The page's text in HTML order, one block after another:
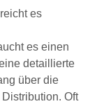
es
es einen
detaillierte
über die
Oft